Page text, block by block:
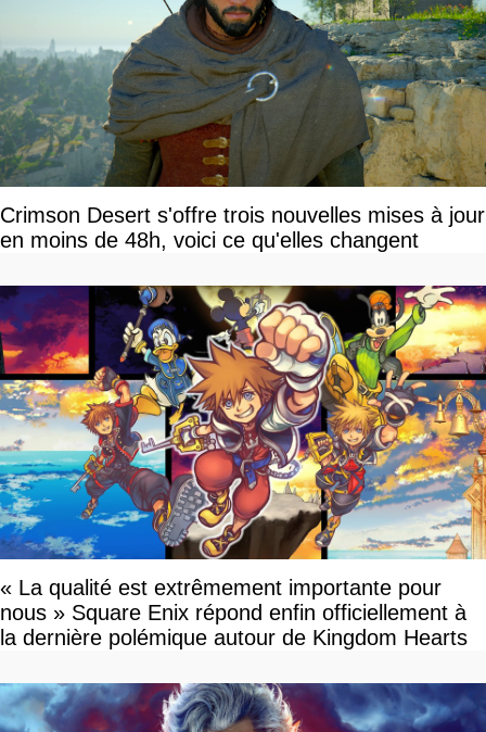
Crimson Desert s'offre trois nouvelles mises à jour
en moins de 48h, voici ce qu'elles changent
« La qualité est extrêmement importante pour
nous » Square Enix répond enfin officiellement à
la dernière polémique autour de Kingdom Hearts